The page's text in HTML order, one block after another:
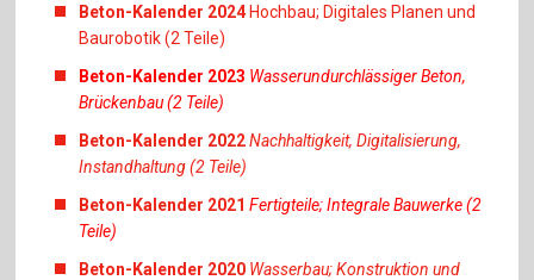
Beton-Kalender 2024 Hochbau; Digitales Planen und
Baurobotik (2 Teile)
Beton-Kalender 2023 Wasserundurchlässiger Beton,
Brückenbau (2 Teile)
Beton-Kalender 2022Nachhaltigkeit, Digitalisierung,
Instandhaltung (2 Teile)
Beton-Kalender 2021Fertigteile; Integrale Bauwerke (2
Teile)
Beton-Kalender 2020 Wasserbau; Konstruktion und